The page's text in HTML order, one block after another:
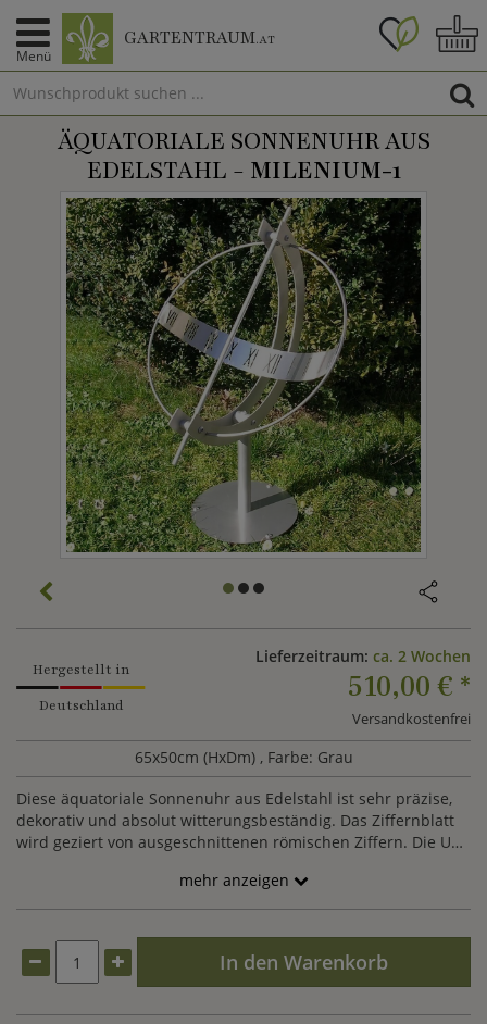
Menü
GARTENTRAUM.AT
ÄQUATORIALE SONNENUHR AUS
EDELSTAHL - MILENIUM-1
Hergestellt in
Deutschland
Lieferzeitraum: ca. 2 Wochen
510,00 € *
Versandkostenfrei
65x50cm (HxDm) , Farbe: Grau
Diese äquatoriale Sonnenuhr aus Edelstahl ist sehr präzise,
dekorativ und absolut witterungsbeständig. Das Ziffernblatt
wird geziert von ausgeschnittenen römischen Ziffern. Die Uhr
Befestigung auf einem Sockel geeignet.
mehr anzeigen
In den Warenkorb